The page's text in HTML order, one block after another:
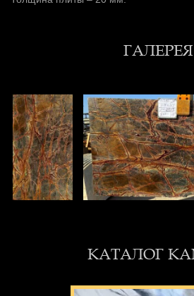
ГАЛЕРЕЯ
КАТАЛОГ